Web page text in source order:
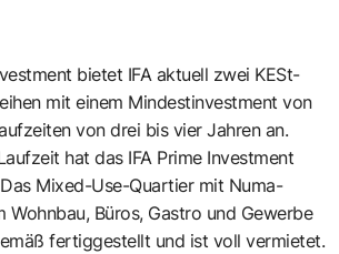
bietet IFA aktuell zwei KESt-
mit einem Mindestinvestment von
von drei bis vier Jahren an.
hat das IFA Prime Investment
Mixed-Use-Quartier mit Numa-
Büros, Gastro und Gewerbe
fertiggestellt und ist voll vermietet.